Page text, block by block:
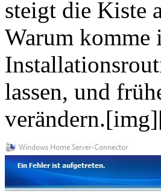
steigt die Kiste
Warum komme
lassen, und